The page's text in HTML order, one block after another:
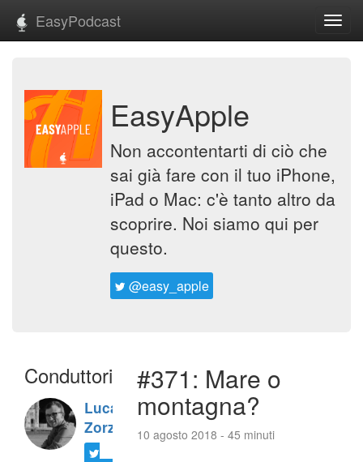
EasyPodcast
EasyApple
Non accontentarti di ciò che
sai già fare con il tuo iPhone,
iPad o Mac: c'è tanto altro da
scoprire. Noi siamo qui per
questo.
@easy_apple
Conduttori
Luca
Zorzi
#371: Mare o
montagna?
10 agosto 2018 - 45 minuti